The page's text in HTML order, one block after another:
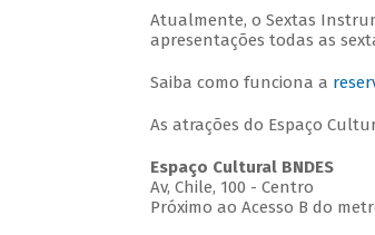
Atualmente, o Sextas
apresentações todas as
Saiba como funciona a
As atrações do Espaço
Espaço Cultural BNDES
Av, Chile, 100 - Centro
Próximo ao Acesso B do